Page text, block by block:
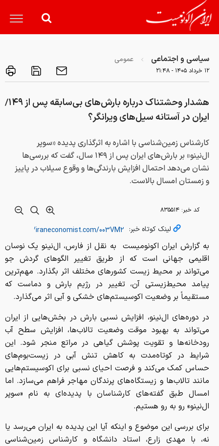
سیاسی و اجتماعی عمومی
۱۲ خرداد ۱۴۰۵ - ۲۱:۴۸
هشدار وحشتناک درباره بارش‌های بی‌سابقه پس از ۱۴۹/
ایران در آستانه سیل‌های ویرانگر؟
کارشناس زمین‌شناسی با اشاره به اثرگذاری پدیده «سوپر
ال‌نینو» بر بارش‌های ایران پس از ۱۴۹ سال، گفت که بررسی‌ها
نشان می‌دهد احتمال افزایش بارندگی‌ها و وقوع سیلاب در پاییز
و زمستان امسال بالاست.
کد خبر: ۸۳۵۵۱۴
لینک کوتاه خبر:
به گزارش ایران اکونومیست به نقل از فارس، ال‌نینو یک نوسان
اقلیمی جهانی است که از طریق تغییر الگو‌های گردش جو
می‌تواند بر محیط زیست کشور‌های مختلف اثر بگذارد. مهم‌ترین
پیامد محیط‌زیستی آن، تغییر در رژیم بارش و دماست که
مستقیماً بر وضعیت اکوسیستم‌های خشکی و آبی اثر می‌گذارد.
در دوره‌های ال‌نینو، افزایش نسبی بارش در بخش‌هایی از ایران
می‌تواند به بهبود موقت وضعیت تالاب‌ها، افزایش سطح آب
رودخانه‌ها و تقویت پوشش گیاهی در مراتع منجر شود. این
شرایط در کوتاه‌مدت به کاهش تنش آبی در زیست‌بوم‌های
حساس کمک می‌کند و فرصت احیای نسبی برای اکوسیستم‌هایی
مانند تالاب‌ها و زیستگاه‌های پرندگان مهاجر فراهم می‌سازد. اما
امسال طبق گفته‌های کارشناسان با پدیده‌ای به نام «سوپر
ال‌نینو» رو به رو هستیم.
برای بررسی این موضوع و اینکه آیا این پدیده به ایران می‌رسد یا
نه، با مهدی زارع، استاد دانشگاه و کارشناس زمین‌شناسی